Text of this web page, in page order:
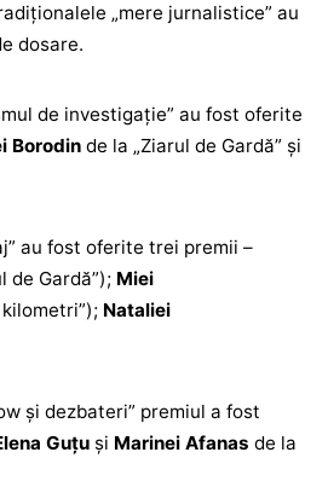
„mere jurnalistice” au
dosare.
de investigație” au fost oferite
Borodin de la „Ziarul de Gardă” și
au fost oferite trei premii –
de Gardă”); Miei
Nataliei
și dezbateri” premiul a fost
Guțu și Marinei Afanas de la